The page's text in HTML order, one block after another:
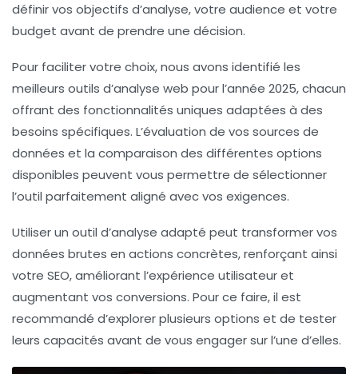
définir vos objectifs d’analyse, votre audience et votre
budget avant de prendre une décision.
Pour faciliter votre choix, nous avons identifié les
meilleurs outils d’analyse web pour l’année 2025, chacun
offrant des fonctionnalités uniques adaptées à des
besoins spécifiques. L’évaluation de vos sources de
données et la comparaison des différentes options
disponibles peuvent vous permettre de sélectionner
l’outil parfaitement aligné avec vos exigences.
Utiliser un outil d’analyse adapté peut transformer vos
données brutes en actions concrètes, renforçant ainsi
votre SEO, améliorant l’expérience utilisateuret
augmentant vos conversions. Pour ce faire, il est
recommandé d’explorer plusieurs options et de tester
leurs capacités avant de vous engager sur l’une d’elles.